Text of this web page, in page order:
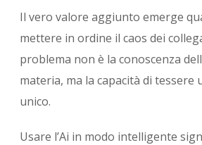
Il vero valore aggiunto emerge
mettere in ordine il caos dei
problema non è la conoscenza
materia, ma la capacità di
unico.
Usare l’Ai in modo intelligente